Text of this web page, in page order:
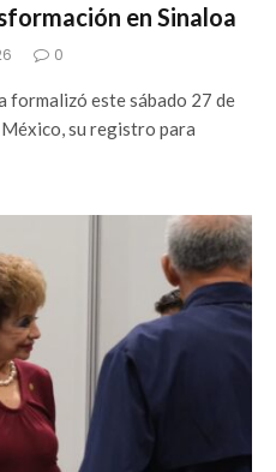
en Sinaloa
0
formalizó este sábado 27 de
su registro para